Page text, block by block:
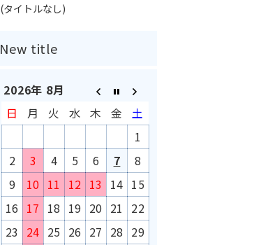
(タイトルなし)
2026年 8月
日
月 火 水 木 金
土
1
2
3 4 5 6 7
8
9
10 11 12 13 14 15
16 17 18 19 20 21
22
23 24 25 26 27 28 29